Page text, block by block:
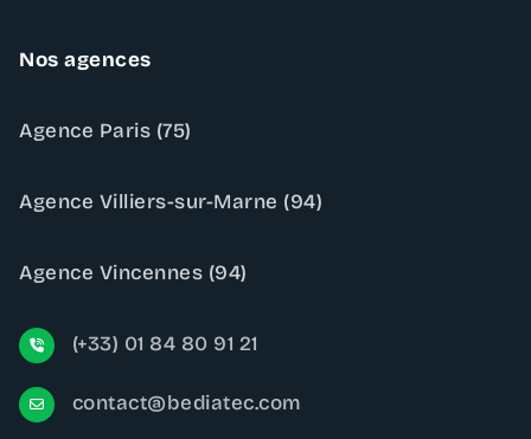
Nos agences
Agence Paris (75)
Agence Villiers-sur-Marne (94)
Agence Vincennes (94)
(+33) 01 84 80 91 21
contact@bediatec.com